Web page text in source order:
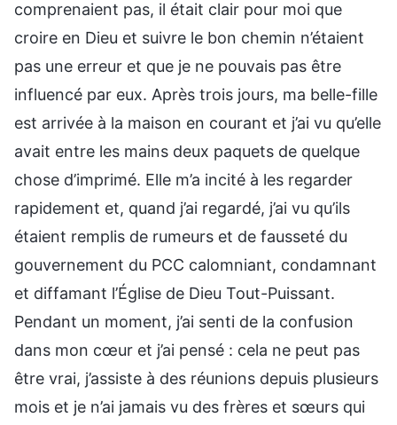
comprenaient pas, il était clair pour moi que
croire en Dieu et suivre le bon chemin n’étaient
pas une erreur et que je ne pouvais pas être
influencé par eux. Après trois jours, ma belle-fille
est arrivée à la maison en courant et j’ai vu qu’elle
avait entre les mains deux paquets de quelque
chose d’imprimé. Elle m’a incité à les regarder
rapidement et, quand j’ai regardé, j’ai vu qu’ils
étaient remplis de rumeurs et de fausseté du
gouvernement du PCC calomniant, condamnant
et diffamant l’Église de Dieu Tout-Puissant.
Pendant un moment, j’ai senti de la confusion
dans mon cœur et j’ai pensé : cela ne peut pas
être vrai, j’assiste à des réunions depuis plusieurs
mois et je n’ai jamais vu des frères et sœurs qui